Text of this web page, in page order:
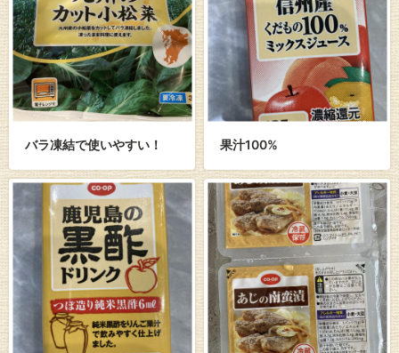
バラ凍結で使いやすい！ 果汁100%